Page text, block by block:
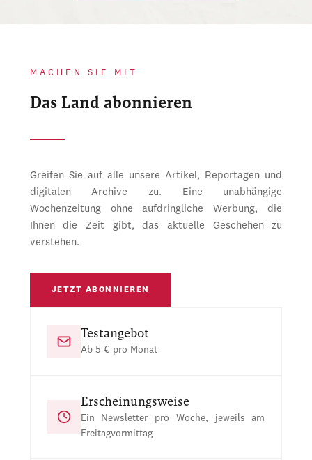
MACHEN SIE MIT
Das Land abonnieren
Greifen Sie auf alle unsere Artikel, Reportagen und
digitalen Archive zu. Eine unabhängige
Wochenzeitung ohne aufdringliche Werbung, die
Ihnen die Zeit gibt, das aktuelle Geschehen zu
verstehen.
JETZT ABONNIEREN
Testangebot
Ab 5 € pro Monat
Erscheinungsweise
Ein Newsletter pro Woche, jeweils am
Freitagvormittag